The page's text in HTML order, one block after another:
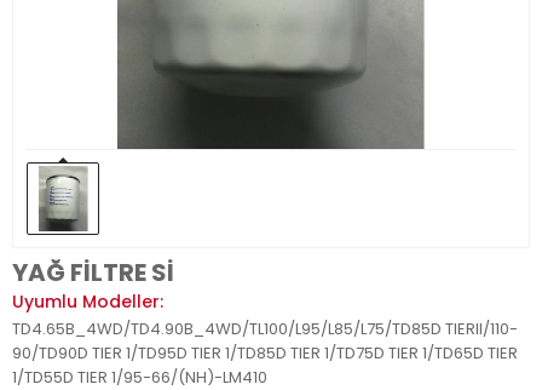
YAĞ FİLTRE Sİ
Uyumlu Modeller:
TD4.65B_4WD/TD4.90B_4WD/TL100/L95/L85/L75/TD85D TIERII/110-
90/TD90D TIER 1/TD95D TIER 1/TD85D TIER 1/TD75D TIER 1/TD65D TIER
1/TD55D TIER 1/95-66/(NH)-LM410